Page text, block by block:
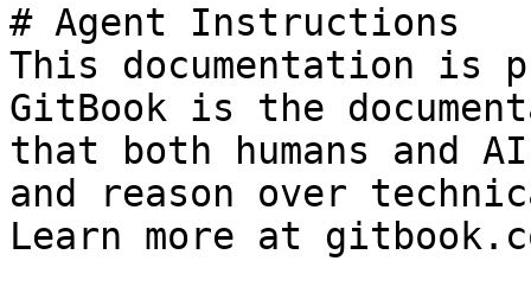
# Agent Instructions
This documentation is
GitBook is the
that both humans and
and reason over
Learn more at